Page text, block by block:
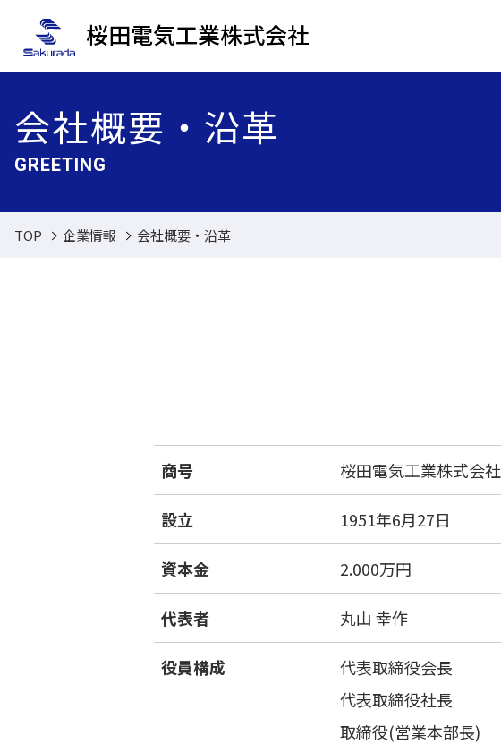
桜田電気工業株式会社
会社概要・沿革
GREETING
TOP 企業情報 会社概要・沿革
商号 桜田電気工業株式会社
設立 1951年6月27日
資本金 2.000万円
代表者 丸山 幸作
役員構成 代表取締役会長
代表取締役社長
取締役(営業本部長)